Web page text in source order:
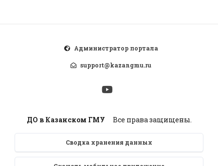
Администратор портала
support@kazangmu.ru
ДО в Казанском ГМУ Все права защищены.
Сводка хранения данных